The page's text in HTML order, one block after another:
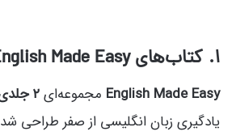
۱. کتاب‌های English Made Easy
English Made Easy مجموعه‌ای۲ جلدی
یادگیری زبان انگلیسی از صفر طراحی